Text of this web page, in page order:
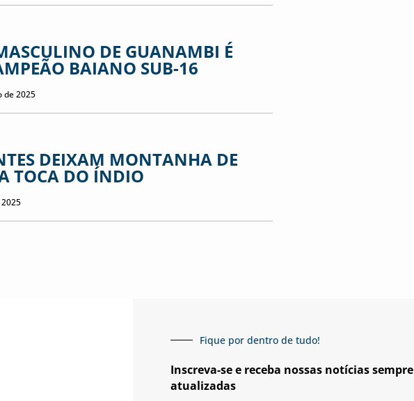
DE GUANAMBI É
BAIANO SUB-16
de 2025
DEIXAM MONTANHA DE
TOCA DO ÍNDIO
Fique por dentro de tudo!
Inscreva-se e receba nossas notícias sempre
atualizadas